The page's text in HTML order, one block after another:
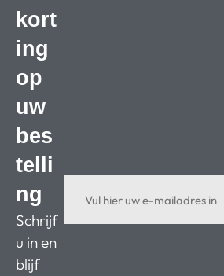
kort
ing
op
uw
bes
telli
ng
Schrijf
u in en
blijf